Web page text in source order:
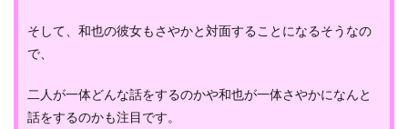
そして、和也の彼女もさやかと対面することになるそうなの
で、
二人が一体どんな話をするのかや和也が一体さやかになんと
話をするのかも注目です。